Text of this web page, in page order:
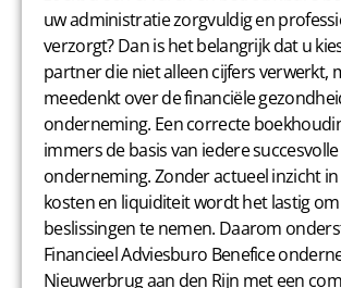
uw administratie zorgvuldig en
verzorgt? Dan is het belangrijk dat u
partner die niet alleen cijfers verwerkt,
meedenkt over de financiële
onderneming. Een correcte
immers de basis van iedere succesvolle
onderneming. Zonder actueel inzicht
kosten en liquiditeit wordt het lastig
beslissingen te nemen. Daarom
Financieel Adviesburo Benefice
Nieuwerbrug aan den Rijn met een